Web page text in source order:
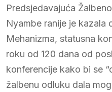
Predsjedavajuća
Nyambe ranije je kazala
Mehanizma, statusna
roku od 120 dana od
konferencije kako bi se
žalbenu odluku dala